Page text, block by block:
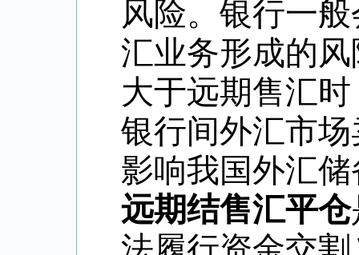
风险。银行一
汇业务形成的
大于远期售汇
银行间外汇市
影响我国外汇
远期结售汇平仓